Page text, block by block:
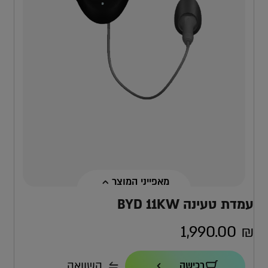
מאפייני המוצר
עמדת טעינה BYD 11KW
1,990.00 ₪
הספק טעינה